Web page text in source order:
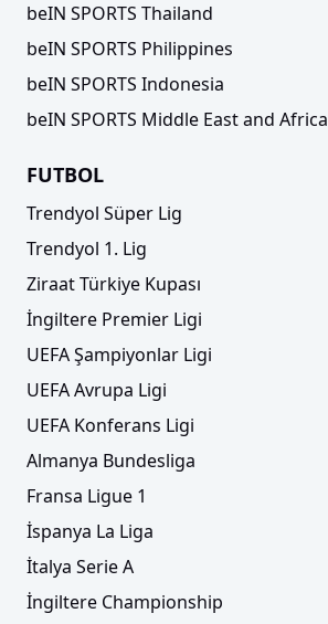
beIN SPORTS Thailand
beIN SPORTS Philippines
beIN SPORTS Indonesia
beIN SPORTS Middle East and Africa
FUTBOL
Trendyol Süper Lig
Trendyol 1. Lig
Ziraat Türkiye Kupası
İngiltere Premier Ligi
UEFA Şampiyonlar Ligi
UEFA Avrupa Ligi
UEFA Konferans Ligi
Almanya Bundesliga
Fransa Ligue 1
İspanya La Liga
İtalya Serie A
İngiltere Championship